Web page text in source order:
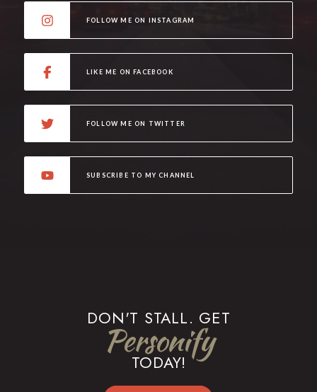
FOLLOW ME ON INSTAGRAM
LIKE ME ON FACEBOOK
FOLLOW ME ON TWITTER
SUBSCRIBE TO MY CHANNEL
DON'T STALL. GET
Personify
TODAY!